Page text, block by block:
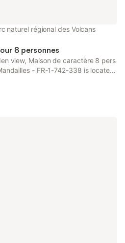
naturel régional des Volcans
8 personnes
view, Maison de caractère 8 pers
- FR-1-742-338 is located
train station and 14 km from